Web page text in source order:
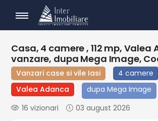
Casa, 4 camere , 112 mp, Valea
vanzare, dupa Mega Image,
Vanzari case si vile Iasi
4 camere
Valea Adanca
dupa Mega Image
16 vizionari
03 august 2026